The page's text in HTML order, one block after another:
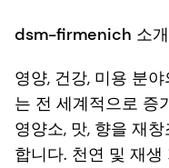
dsm-firmenich 소개
영양, 건강, 미용 분
는 전 세계적으로 증
영양소, 맛, 향을 재
합니다. 천연 및 재